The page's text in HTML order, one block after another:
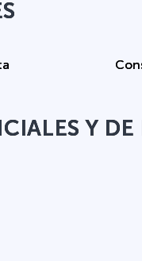
Y DE